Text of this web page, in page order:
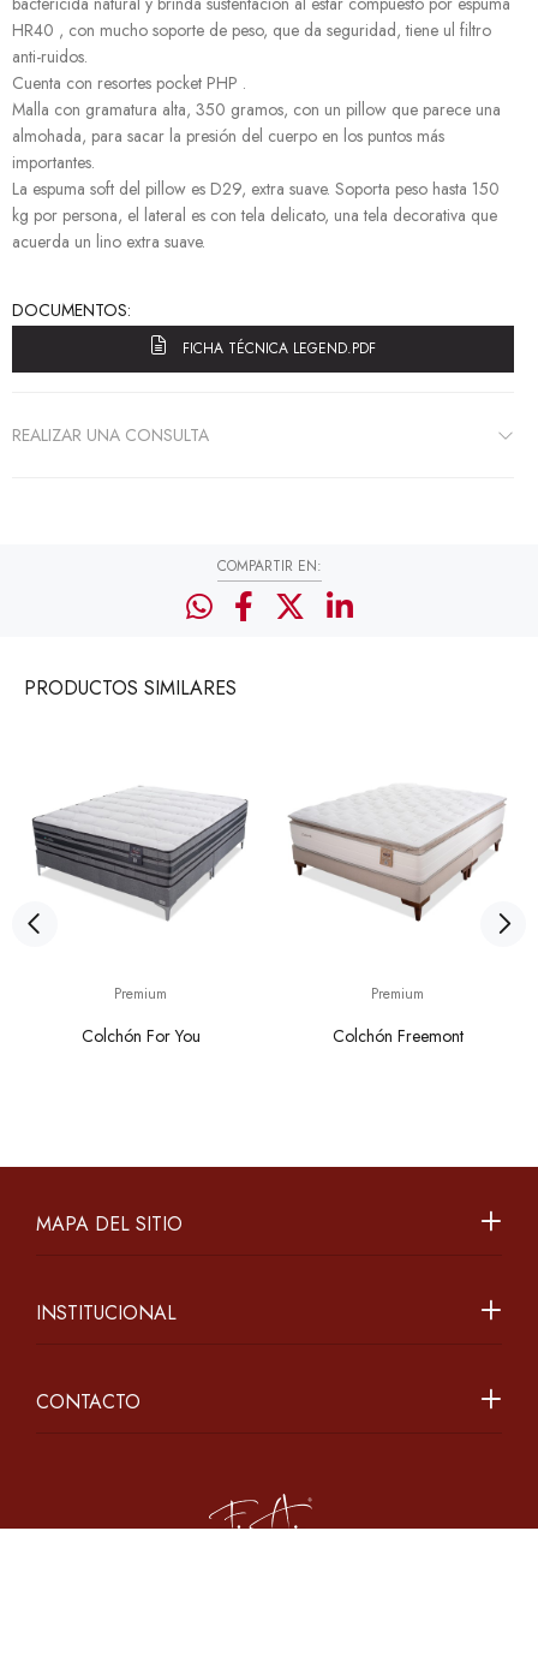
HR40 , con mucho soporte de peso, que da seguridad, tiene ul filtro
anti-ruidos.
Cuenta con resortes pocket PHP .
Malla con gramatura alta, 350 gramos, con un pillow que parece una
almohada, para sacar la presión del cuerpo en los puntos más
importantes.
La espuma soft del pillow es D29, extra suave. Soporta peso hasta 150
kg por persona, el lateral es con tela delicato, una tela decorativa que
acuerda un lino extra suave.
DOCUMENTOS:
FICHA TÉCNICA LEGEND.PDF
REALIZAR UNA CONSULTA
COMPARTIR EN:
PRODUCTOS SIMILARES
Premium
Colchón For You
Premium
Colchón Freemont
MAPA DEL SITIO
INSTITUCIONAL
CONTACTO